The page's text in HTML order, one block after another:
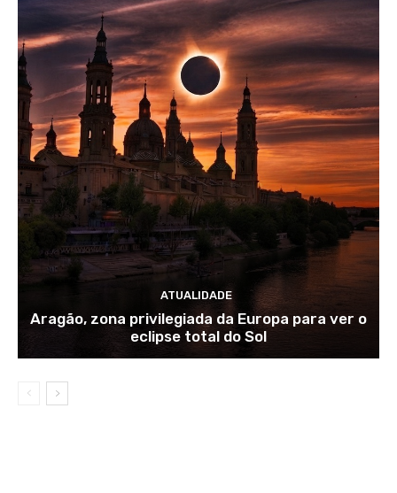
ATUALIDADE
Aragão, zona privilegiada da Europa para ver o
eclipse total do Sol